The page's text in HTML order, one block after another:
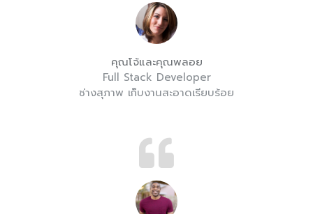
คุณโจ้และคุณพลอย
Full Stack Developer
ช่างสุภาพ เก็บงานสะอาดเรียบร้อย